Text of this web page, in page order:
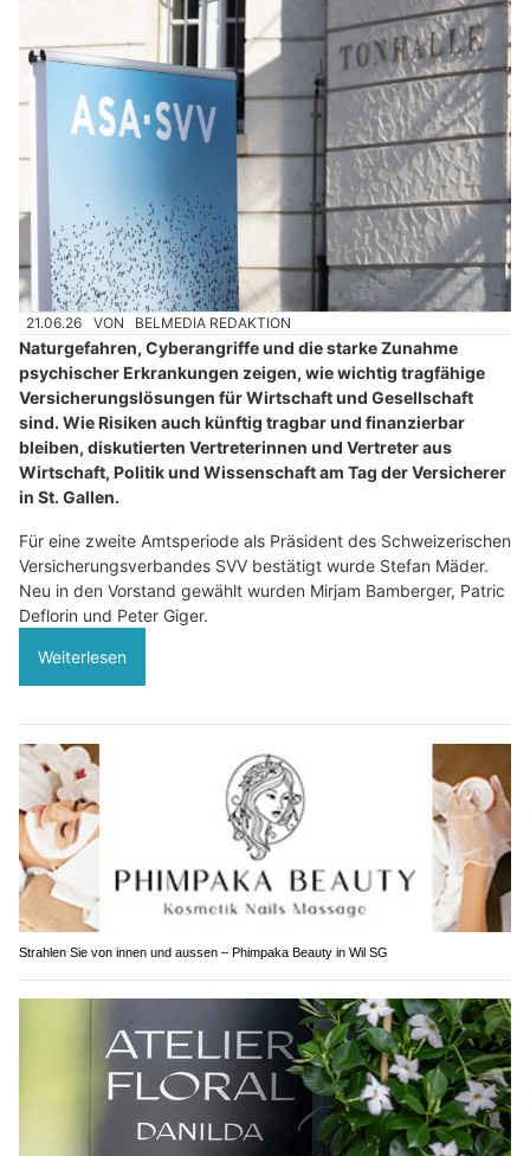
21.06.26 VON BELMEDIA REDAKTION
Naturgefahren, Cyberangriffe und die starke Zunahme
psychischer Erkrankungen zeigen, wie wichtig tragfähige
Versicherungslösungen für Wirtschaft und Gesellschaft
sind. Wie Risiken auch künftig tragbar und finanzierbar
bleiben, diskutierten Vertreterinnen und Vertreter aus
Wirtschaft, Politik und Wissenschaft am Tag der Versicherer
in St. Gallen.
Für eine zweite Amtsperiode als Präsident des Schweizerischen
Versicherungsverbandes SVV bestätigt wurde Stefan Mäder.
Neu in den Vorstand gewählt wurden Mirjam Bamberger, Patric
Deflorin und Peter Giger.
Weiterlesen
Strahlen Sie von innen und aussen – Phimpaka Beauty in Wil SG